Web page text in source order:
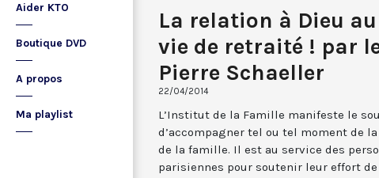
Aider KTO
Boutique DVD
A propos
Ma playlist
La relation à Dieu
vie de retraité ! par
Pierre Schaeller
22/04/2014
L’Institut de la Famille manifeste le
d’accompagner tel ou tel moment de
de la famille. Il est au service des
parisiennes pour soutenir leur effort